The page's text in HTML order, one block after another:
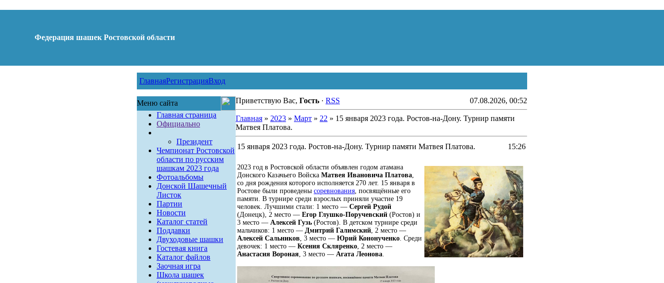
Федерация шашек Ростовской области
ГлавнаяРегистрацияВход
Меню сайта
Главная страница
Официально
Президент
Чемпионат Ростовской
области по русским
шашкам 2023 года
Фотоальбомы
Донской Шашечный
Листок
Партии
Новости
Каталог статей
Поддавки
Двуходовые шашки
Гостевая книга
Каталог файлов
Заочная игра
Школа шашек
Приветствую Вас, Гость· RSS 07.08.2026, 00:52
Главная» 2023 » Март » 22 » 15 января 2023 года. Ростов-на-Дону. Турнир памяти
Матвея Платова.
15 января 2023 года. Ростов-на-Дону. Турнир памяти Матвея Платова. 15:26
2023 год в Ростовской области объявлен годом атамана
Донского Казачьего Войска Матвея Ивановича Платова,
со дня рождения которого исполняется 270 лет. 15 января в
Ростове были проведены соревнования, посвящённые его
памяти. В турнире среди взрослых приняли участие 19
человек. Лучшими стали: 1 место — Сергей Рудой
(Донецк), 2 место — Егор Глушко-Поручевский(Ростов) и
3 место — Алексей Гузь(Ростов). В детском турнире среди
мальчиков: 1 место — Дмитрий Галимский, 2 место —
Алексей Сальников, 3 место — Юрий Кононученко. Среди
девочек: 1 место — Ксения Скляренко, 2 место —
Анастасия Вороная, 3 место — Агата Леонова.